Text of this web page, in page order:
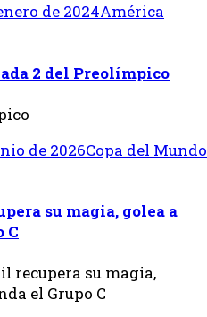
de 2024América
2 del Preolímpico
de 2026Copa del Mundo
su magia, golea a
C